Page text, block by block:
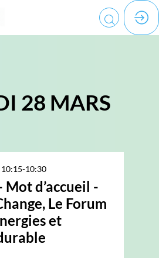
28 MARS
10:15-10:30
Mot d’accueil -
Le Forum
et